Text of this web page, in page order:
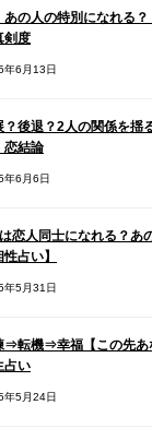
あの人の特別になれる
剣度
年6月13日
？後退？2人の関係を揺
恋結論
年6月6日
恋人同士になれる？あ
性占い】
年5月31日
⇒転機⇒幸福【この先あ
占い
年5月24日